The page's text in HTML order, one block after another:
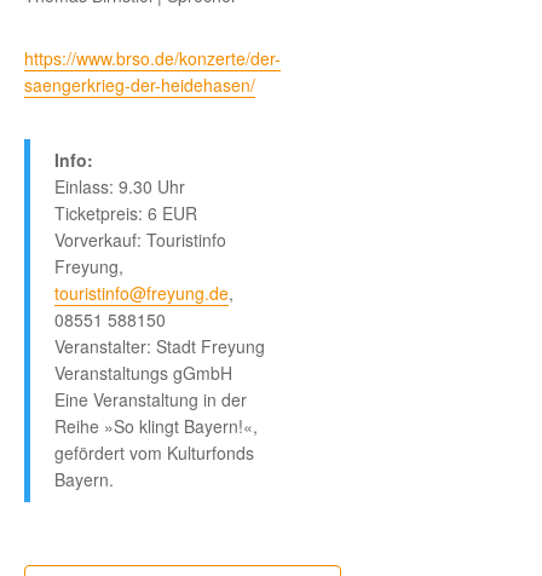
https://www.brso.de/konzerte/der-
saengerkrieg-der-heidehasen/
Info:
Einlass: 9.30 Uhr
Ticketpreis: 6 EUR
Vorverkauf: Touristinfo
Freyung,
touristinfo@freyung.de,
08551 588150
Veranstalter: Stadt Freyung
Veranstaltungs gGmbH
Eine Veranstaltung in der
Reihe »So klingt Bayern!«,
gefördert vom Kulturfonds
Bayern.